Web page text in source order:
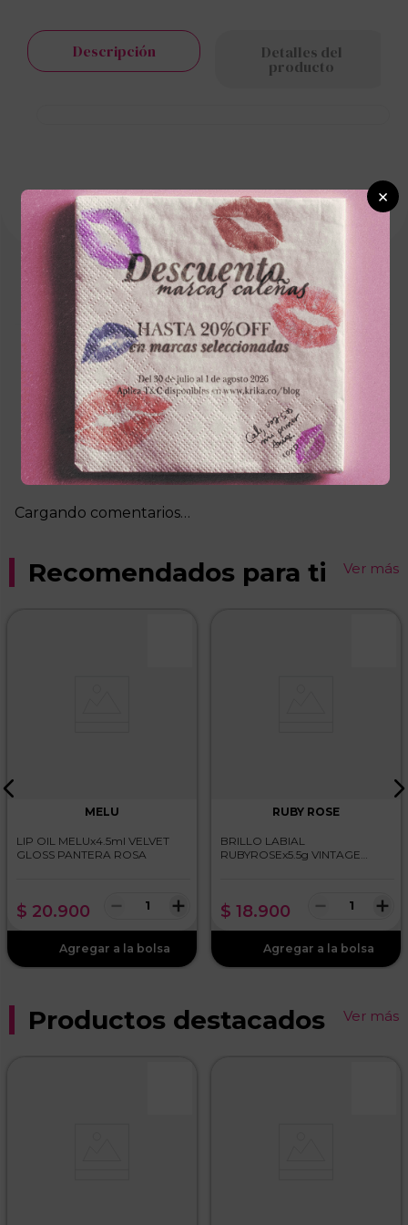
Descripción Detalles del
producto
Cargando el resumen…
Por favor, inicia sesión para escribir un
comentario.
Más reciente
Cargando comentarios…
Recomendados para ti Ver más
MELU
LIP OIL MELUx4.5ml VELVET
GLOSS PANTERA ROSA
$ 20.900 ＋
－
RUBY ROSE
BRILLO LABIAL
RUBYROSEx5.5g VINTAGE
$ 18.900 ＋
－
Productos destacados Ver más
×